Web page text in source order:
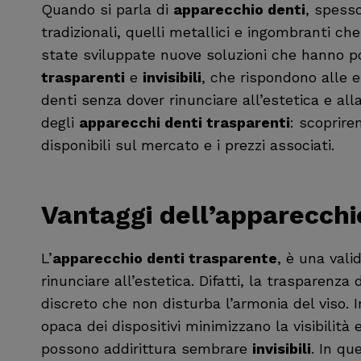
Quando si parla di apparecchio denti,
tradizionali, quelli metallici e ingombranti
state sviluppate nuove soluzioni che hanno
trasparenti e invisibili, che rispondono alle
denti senza dover rinunciare all’estetica e
degli apparecchi denti trasparenti:
disponibili sul mercato e i prezzi associati.
Vantaggi dell’
L’apparecchio denti trasparente, è una
rinunciare all’estetica. Difatti, la trasparenza
discreto che non disturba l’armonia del
opaca dei dispositivi minimizzano la
possono addirittura sembrare invisibili. In